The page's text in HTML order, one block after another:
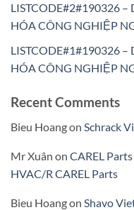
LISTCODE#2#190326
HÓA CÔNG NGHIỆP
LISTCODE#1#190326
HÓA CÔNG NGHIỆP
Recent Comments
Bieu Hoangon Schrack
Mr Xuân on CAREL
HVAC/R CAREL Parts
Bieu Hoangon Shavo